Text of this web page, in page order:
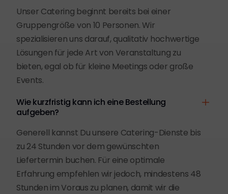
Unser Catering beginnt bereits bei einer
Gruppengröße von 10 Personen. Wir
spezialisieren uns darauf, qualitativ hochwertige
Lösungen für jede Art von Veranstaltung zu
bieten, egal ob für kleine Meetings oder große
Events.
Wie kurzfristig kann ich eine Bestellung
aufgeben?
Generell kannst Du unsere Catering-Dienste bis
zu 24 Stunden vor dem gewünschten
Liefertermin buchen. Für eine optimale
Erfahrung empfehlen wir jedoch, mindestens 48
Stunden im Voraus zu planen, damit wir die